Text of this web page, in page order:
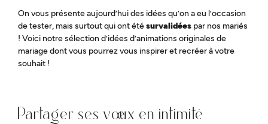
On vous présente aujourd’hui des idées qu’on a eu l’occasion
de tester, mais surtout qui ont étésurvalidées par nos mariés
! Voici notre sélection d’idées d’animations originales de
mariage dont vous pourrez vous inspirer et recréer à votre
souhait !
Partager ses vœux en intimité